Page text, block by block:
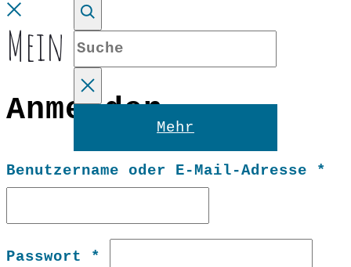
Suche
Mehr
Mein Konto
Anmelden
Benutzername oder E-Mail-Adresse *
Passwort *